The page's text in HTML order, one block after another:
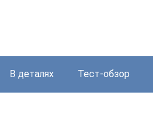
В деталях Тест-обзор